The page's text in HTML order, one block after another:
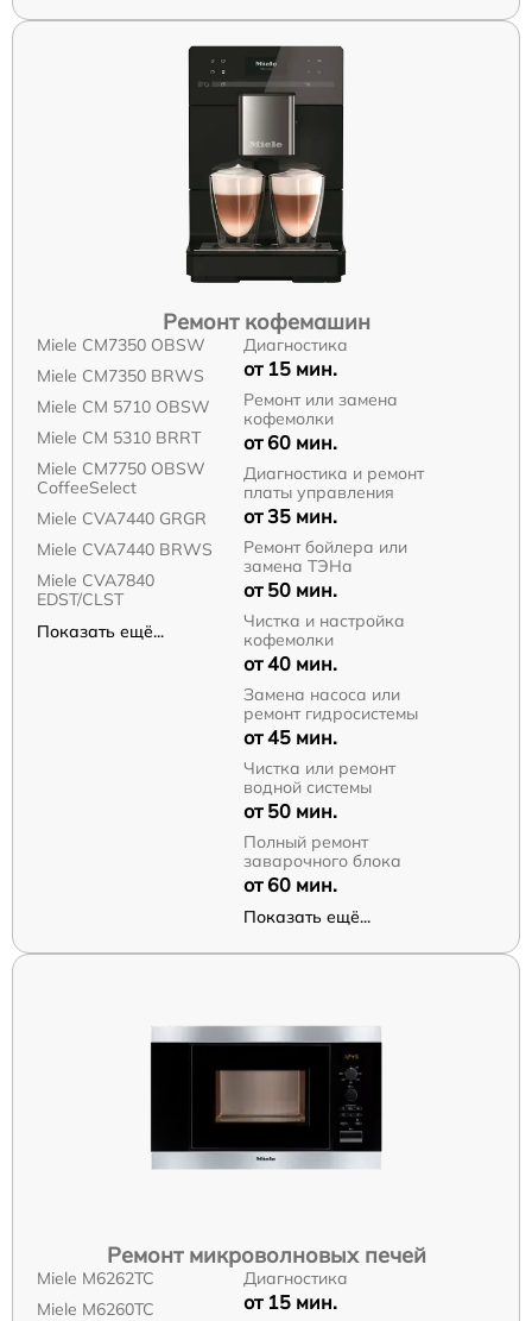
Ремонт кофемашин
Miele CM7350 OBSW
Miele CM7350 BRWS
Miele CM 5710 OBSW
Miele CM 5310 BRRT
Miele CM7750 OBSW
CoffeeSelect
Miele CVA7440 GRGR
Miele CVA7440 BRWS
Miele CVA7840
EDST/CLST
Показать ещё...
Диагностика
от 15 мин.
Ремонт или замена
кофемолки
от 60 мин.
Диагностика и ремонт
платы управления
от 35 мин.
Ремонт бойлера или
замена ТЭНа
от 50 мин.
Чистка и настройка
кофемолки
от 40 мин.
Замена насоса или
ремонт гидросистемы
от 45 мин.
Чистка или ремонт
водной системы
от 50 мин.
Полный ремонт
заварочного блока
от 60 мин.
Показать ещё...
Ремонт микроволновых печей
Miele M6262TC
Miele M6260TC
Диагностика
от 15 мин.